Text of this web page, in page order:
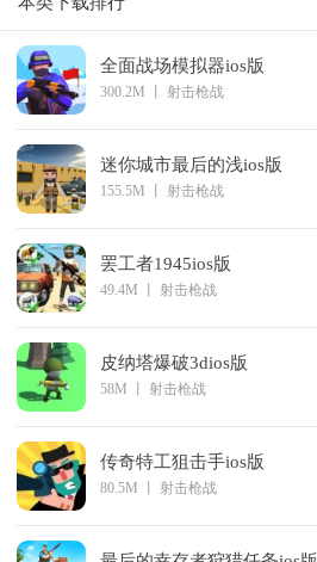
全面战场模拟器ios版
300.2M 射击枪战
迷你城市最后的浅ios版
155.5M 射击枪战
罢工者1945ios版
49.4M 射击枪战
皮纳塔爆破3dios版
58M 射击枪战
传奇特工狙击手ios版
80.5M 射击枪战